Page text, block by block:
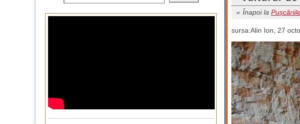
Înapoi la
sursa:Alin Ion, 27